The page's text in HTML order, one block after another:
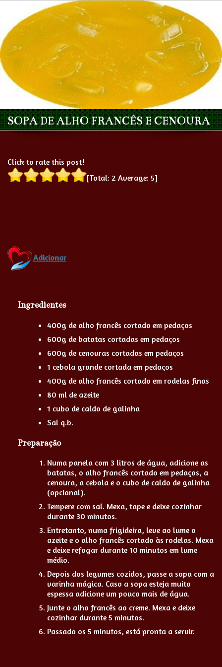
SOPA DE ALHO FRANCÊS E CENOURA
Click to rate this post!
[Total: 2 Average: 5]
Adicionar
Ingredientes
400g de alho francês cortado em pedaços
600g de batatas cortadas em pedaços
600g de cenouras cortadas em pedaços
1 cebola grande cortada em pedaços
400g de alho francês cortado em rodelas finas
80 ml de azeite
1 cubo de caldo de galinha
Sal q.b.
Preparação
Numa panela com 3 litros de água, adicione as
batatas, o alho francês cortado em pedaços, a
cenoura, a cebola e o cubo de caldo de galinha
(opcional).
Tempere com sal. Mexa, tape e deixe cozinhar
durante 30 minutos.
Entretanto, numa frigideira, leve ao lume o
azeite e o alho francês cortado às rodelas. Mexa
e deixe refogar durante 10 minutos em lume
médio.
Depois dos legumes cozidos, passe a sopa com a
varinha mágica. Caso a sopa esteja muito
espessa adicione um pouco mais de água.
Junte o alho francês ao creme. Mexa e deixe
cozinhar durante 5 minutos.
Passado os 5 minutos, está pronta a servir.